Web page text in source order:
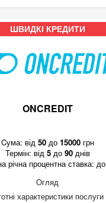
ШВИДКІ КРЕДИТИ
ONCREDIT
Cума: від 50до 15000грн
Термін: від 5до 90днів
річна процентна ставка: до
Огляд
характеристики послуги